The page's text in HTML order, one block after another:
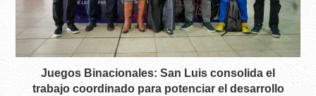
Juegos Binacionales: San Luis consolida el
trabajo coordinado para potenciar el desarrollo